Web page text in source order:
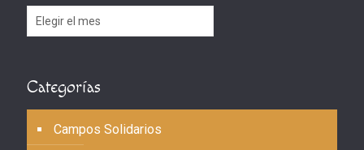
Archivos
Categorías
Campos Solidarios